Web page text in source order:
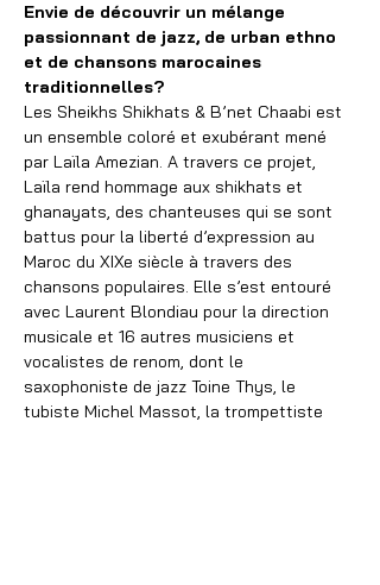
Envie de découvrir un mélange
passionnant de jazz, de urban ethno
et de chansons marocaines
traditionnelles?
Les Sheikhs Shikhats & B’net Chaabi est
un ensemble coloré et exubérant mené
par Laïla Amezian. A travers ce projet,
Laïla rend hommage aux shikhats et
ghanayats, des chanteuses qui se sont
battus pour la liberté d’expression au
Maroc du XIXe siècle à travers des
chansons populaires. Elle s’est entouré
avec Laurent Blondiau pour la direction
musicale et 16 autres musiciens et
vocalistes de renom, dont le
saxophoniste de jazz Toine Thys, le
tubiste Michel Massot, la trompettiste